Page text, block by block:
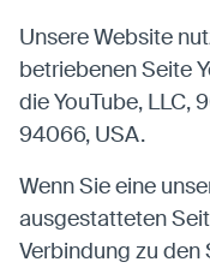
Unsere Website
betriebenen Seite
die YouTube, LLC,
94066, USA.
Wenn Sie eine
ausgestatteten
Verbindung zu den